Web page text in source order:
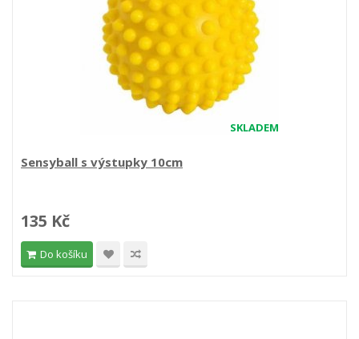
SKLADEM
Sensyball s výstupky 10cm
135 Kč
Do košíku